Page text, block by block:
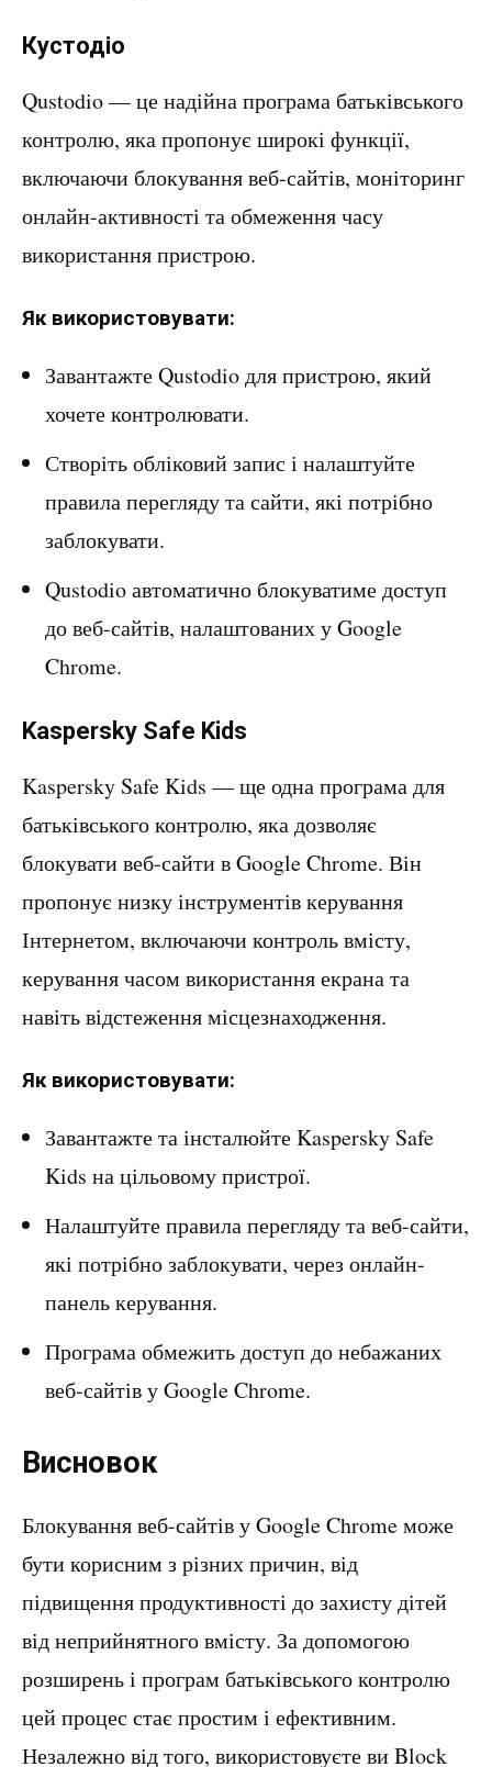
Кустодіо
Qustodio — це надійна програма батьківського
контролю, яка пропонує широкі функції,
включаючи блокування веб-сайтів, моніторинг
онлайн-активності та обмеження часу
використання пристрою.
Як використовувати:
Завантажте Qustodio для пристрою, який
хочете контролювати.
Створіть обліковий запис і налаштуйте
правила перегляду та сайти, які потрібно
заблокувати.
Qustodio автоматично блокуватиме доступ
до веб-сайтів, налаштованих у Google
Chrome.
Kaspersky Safe Kids
Kaspersky Safe Kids — ще одна програма для
батьківського контролю, яка дозволяє
блокувати веб-сайти в Google Chrome. Він
пропонує низку інструментів керування
Інтернетом, включаючи контроль вмісту,
керування часом використання екрана та
навіть відстеження місцезнаходження.
Як використовувати:
Завантажте та інсталюйте Kaspersky Safe
Kids на цільовому пристрої.
Налаштуйте правила перегляду та веб-сайти,
які потрібно заблокувати, через онлайн-
панель керування.
Програма обмежить доступ до небажаних
веб-сайтів у Google Chrome.
Висновок
Блокування веб-сайтів у Google Chrome може
бути корисним з різних причин, від
підвищення продуктивності до захисту дітей
від неприйнятного вмісту. За допомогою
розширень і програм батьківського контролю
цей процес стає простим і ефективним.
Незалежно від того, використовуєте ви Block